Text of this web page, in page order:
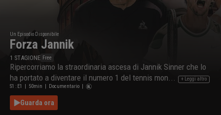
Un Episodio Disponibile
Forza Jannik
1 STAGIONE Free
Ripercorriamo la straordinaria ascesa di Jannik Sinner che lo
ha portato a diventare il numero 1 del tennis mon...
+ Leggi altro
S1 : E1 | 50min | Documentario |
Guarda ora